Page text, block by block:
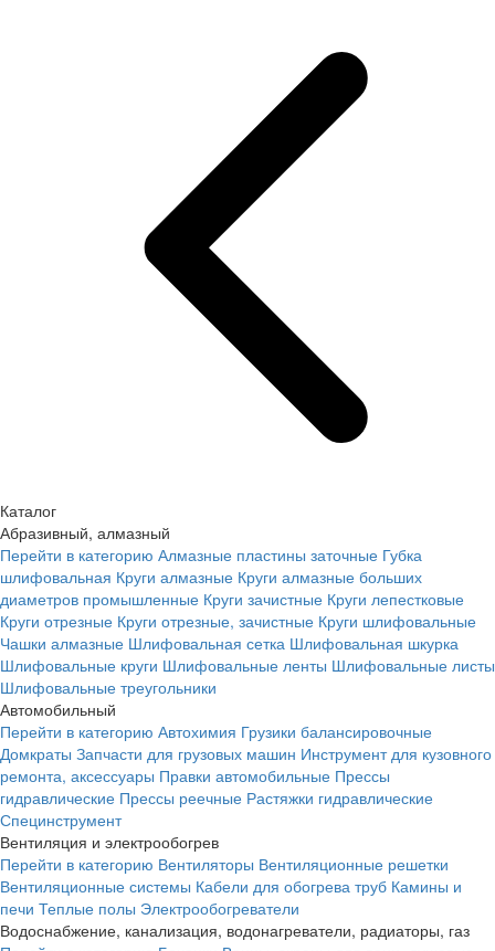
Каталог
Абразивный, алмазный
Перейти в категорию Алмазные пластины заточные Губка
шлифовальная Круги алмазные Круги алмазные больших
диаметров промышленные Круги зачистные Круги лепестковые
Круги отрезные Круги отрезные, зачистные Круги шлифовальные
Чашки алмазные Шлифовальная сетка Шлифовальная шкурка
Шлифовальные круги Шлифовальные ленты Шлифовальные листы
Шлифовальные треугольники
Автомобильный
Перейти в категорию Автохимия Грузики балансировочные
Домкраты Запчасти для грузовых машин Инструмент для кузовного
ремонта, аксессуары Правки автомобильные Прессы
гидравлические Прессы реечные Растяжки гидравлические
Специнструмент
Вентиляция и электрообогрев
Перейти в категорию Вентиляторы Вентиляционные решетки
Вентиляционные системы Кабели для обогрева труб Камины и
печи Теплые полы Электрообогреватели
Водоснабжение, канализация, водонагреватели, радиаторы, газ